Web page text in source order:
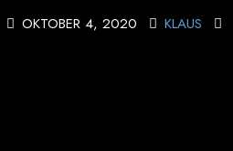
OKTOBER 4, 2020 KLAUS